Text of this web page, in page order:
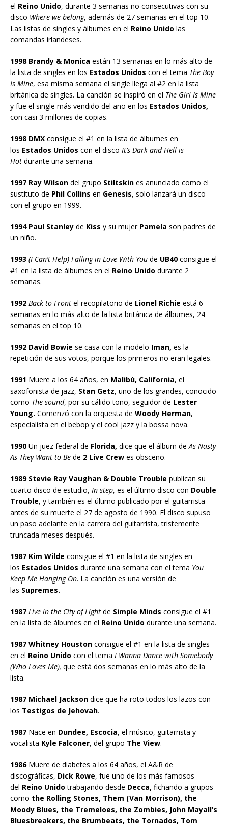
el Reino Unido, durante 3 semanas no consecutivas con su
disco Where we belong, además de 27 semanas en el top 10.
Las listas de singles y álbumes en el Reino Unido las
comandas irlandeses.
1998 Brandy & Monica están 13 semanas en lo más alto de
la lista de singles en los Estados Unidos con el tema The Boy
Is Mine, esa misma semana el single llega al #2 en la lista
británica de singles. La canción se inspiró en el The Girl Is Mine
y fue el single más vendido del año en los Estados Unidos,
con casi 3 millones de copias.
1998 DMX consigue el #1 en la lista de álbumes en
los Estados Unidos con el disco It’s Dark and Hell is
Hot durante una semana.
1997 Ray Wilson del grupo Stiltskin es anunciado como el
sustituto de Phil Collins en Genesis, solo lanzará un disco
con el grupo en 1999.
1994 Paul Stanley de Kiss y su mujer Pamela son padres de
un niño.
1993 (I Can’t Help) Falling in Love With You de UB40 consigue el
#1 en la lista de álbumes en el Reino Unido durante 2
semanas.
1992 Back to Front el recopilatorio de Lionel Richie está 6
semanas en lo más alto de la lista británica de álbumes, 24
semanas en el top 10.
1992 David Bowie se casa con la modelo Iman, es la
repetición de sus votos, porque los primeros no eran legales.
1991 Muere a los 64 años, en Malibú, California, el
saxofonista de jazz, Stan Getz, uno de los grandes, conocido
como The sound, por su cálido tono, seguidor de Lester
Young. Comenzó con la orquesta de Woody Herman,
especialista en el bebop y el cool jazz y la bossa nova.
1990 Un juez federal de Florida, dice que el álbum de As Nasty
As They Want to Be de 2 Live Crew es obsceno.
1989 Stevie Ray Vaughan & Double Trouble publican su
cuarto disco de estudio, In step, es el último disco con Double
Trouble, y también es el último publicado por el guitarrista
antes de su muerte el 27 de agosto de 1990. El disco supuso
un paso adelante en la carrera del guitarrista, tristemente
truncada meses después.
1987 Kim Wilde consigue el #1 en la lista de singles en
los Estados Unidos durante una semana con el tema You
Keep Me Hanging On. La canción es una versión de
las Supremes.
1987 Live in the City of Light de Simple Minds consigue el #1
en la lista de álbumes en el Reino Unido durante una semana.
1987 Whitney Houston consigue el #1 en la lista de singles
en el Reino Unido con el tema I Wanna Dance with Somebody
(Who Loves Me), que está dos semanas en lo más alto de la
lista.
1987 Michael Jackson dice que ha roto todos los lazos con
los Testigos de Jehovah.
1987 Nace en Dundee, Escocia, el músico, guitarrista y
vocalista Kyle Falconer, del grupo The View.
1986Muere de diabetes a los 64 años, el A&R de
discográficas, Dick Rowe, fue uno de los más famosos
del Reino Unido trabajando desde Decca, fichando a grupos
como the Rolling Stones, Them (Van Morrison), the
Moody Blues, the Tremeloes, the Zombies, John Mayall’s
Bluesbreakers, the Brumbeats, the Tornados, Tom